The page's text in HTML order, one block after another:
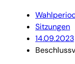
Sitzungen
14.09.2023